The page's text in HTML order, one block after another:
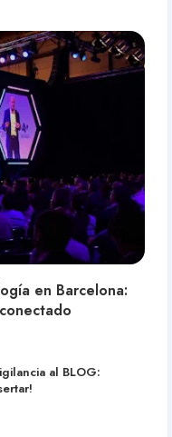
en Barcelona:
al BLOG: